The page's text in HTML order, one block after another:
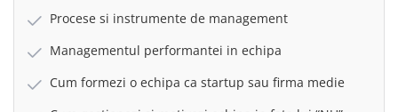
Procese si instrumente de management
Managementul performantei in echipa
Cum formezi o echipa ca startup sau firma medie